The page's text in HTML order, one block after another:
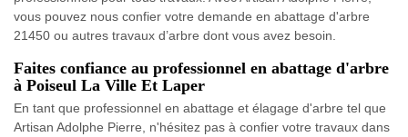
vous pouvez nous confier votre demande en abattage d'arbre
21450 ou autres travaux d’arbre dont vous avez besoin.
Faites confiance au professionnel en abattage d'arbre
à Poiseul La Ville Et Laper
En tant que professionnel en abattage et élagage d'arbre tel que
Artisan Adolphe Pierre, n'hésitez pas à confier votre travaux dans